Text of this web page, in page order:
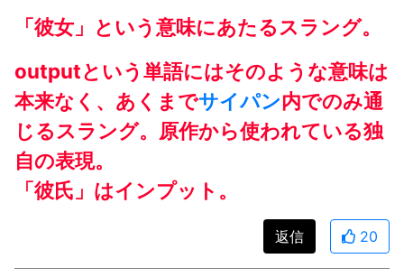
「彼女」という意味にあたるスラング。
outputという単語にはそのような意味は
本来なく、あくまでサイパン内でのみ通
じるスラング。原作から使われている独
自の表現。
「彼氏」はインプット。
返信 20